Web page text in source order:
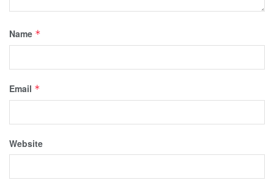
Name *
Email *
Website